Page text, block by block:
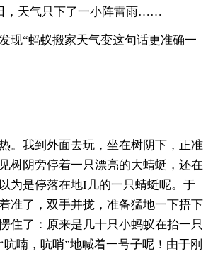
，天气只下了一小阵雷雨……
“蚂蚁搬家天气变这句话更准确一
我到外面去玩，坐在树阴下，正准
树阴旁停着一只漂亮的大蜻蜓，还在
为是停落在地I几的一只蜻蜓呢。于
准了，双手并拢，准备猛地一下捂下
住了：原来是几十只小蚂蚁在抬一只
喃，吭哨”地喊着一号子呢！由于刚